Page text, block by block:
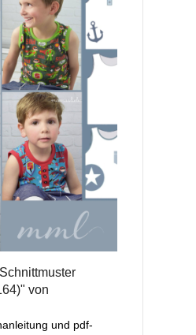
von
und pdf-